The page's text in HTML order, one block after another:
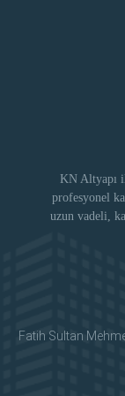
KN Altyapı
profesyonel
uzun vadeli,
Fatih Sultan